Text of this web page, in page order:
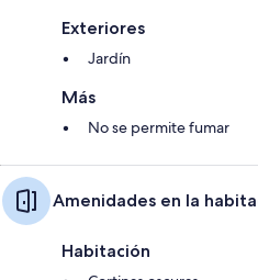
Exteriores
Jardín
Más
No se permite fumar
Amenidades en la
Habitación